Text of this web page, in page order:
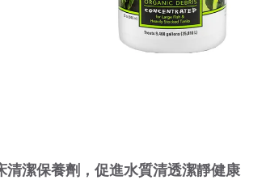
清潔保養劑，促進水質清透潔靜健康